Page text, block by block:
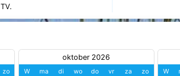
TV.
zo
oktober 2026
W ma di wo do vr za zo W